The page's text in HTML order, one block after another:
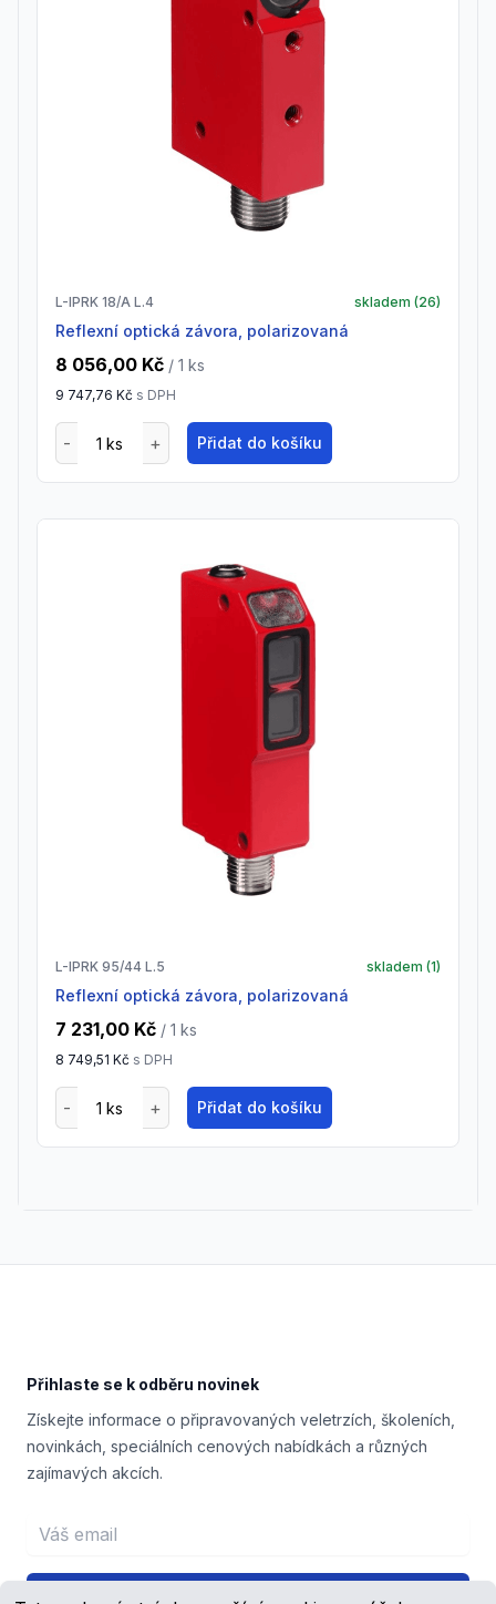
L-IPRK 18/A L.4 skladem (26)
Reflexní optická závora, polarizovaná
8 056,00 Kč / 1 ks
9 747,76 Kč s DPH
Přidat do košíku
L-IPRK 95/44 L.5 skladem (1)
Reflexní optická závora, polarizovaná
7 231,00 Kč / 1 ks
8 749,51 Kč s DPH
Přidat do košíku
Přihlaste se k odběru novinek
Získejte informace o připravovaných veletrzích, školeních,
novinkách, speciálních cenových nabídkách a různých
zajímavých akcích.
Email address
Přihlášení